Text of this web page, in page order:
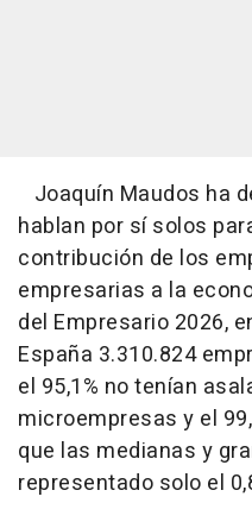
Joaquín Maudos ha
hablan por sí solos
contribución de los
empresarias a la
del Empresario 2026,
España 3.310.824
el 95,1% no tenían
microempresas y el
que las medianas y
representado solo el